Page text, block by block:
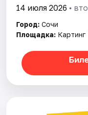
Рейтинги
14 июля 2026 •
Город: Сочи
Площадка: Картинг